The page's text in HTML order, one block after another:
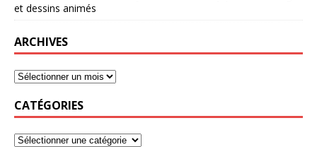
et dessins animés
ARCHIVES
CATÉGORIES